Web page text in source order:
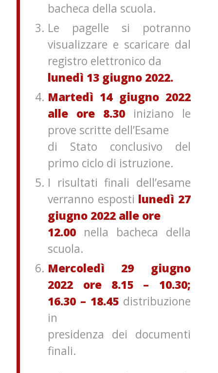
bacheca della scuola.
Le pagelle si potranno
visualizzare e scaricare dal
registro elettronico da
lunedì 13 giugno 2022.
Martedì 14 giugno 2022
alle ore 8.30 iniziano le
prove scritte dell’Esame
di Stato conclusivo del
primo ciclo di istruzione.
I risultati finali dell’esame
verranno esposti lunedì 27
giugno 2022 alle ore
12.00 nella bacheca della
scuola.
Mercoledì 29 giugno
2022
ore
8.15 – 10.30;
16.30 – 18.45distribuzione
in
presidenza dei documenti
finali.